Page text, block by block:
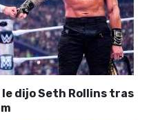
le dijo Seth Rollins tras